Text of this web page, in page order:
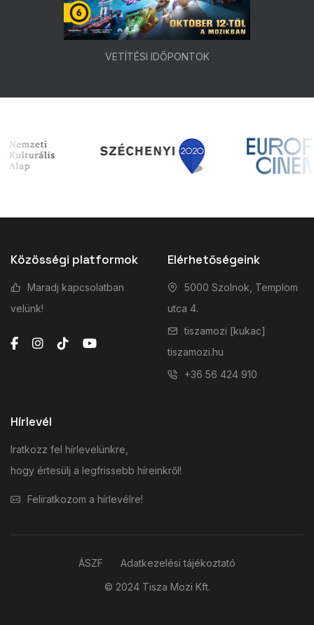
VETÍTÉSI IDŐPONTOK
Közösségi platformok
Maradj kapcsolatban
velünk!
Elérhetőségeink
5000 Szolnok, Templom
utca 4.
tiszamozi [kukac]
tiszamozi.hu
+36 56 424 910
Hírlevél
Iratkozz fel hírlevelünkre,
hogy értesülj a legfrissebb híreinkről!
Feliratkozom a hírlevélre!
© 2024 Tisza Mozi Kft.
ÁSZF Adatkezelési tájékoztató